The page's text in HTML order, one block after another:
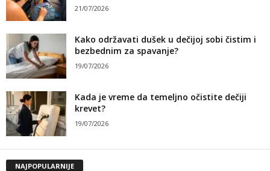
21/07/2026
Kako održavati dušek u dečijoj sobi čistim i
bezbednim za spavanje?
19/07/2026
Kada je vreme da temeljno očistite dečiji
krevet?
19/07/2026
NAJPOPULARNIJE